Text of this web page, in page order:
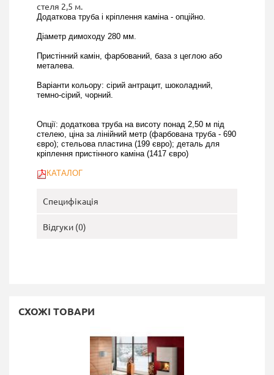
стеля 2,5 м.
Додаткова труба і кріплення каміна - опційно.
Діаметр димоходу 280 мм.
Пристінний камін, фарбований, база з цеглою або
металева.
Варіанти кольору: сірий антрацит, шоколадний,
темно-сірий, чорний.
Опції: додаткова труба на висоту понад 2,50 м під
стелею, ціна за лінійний метр (фарбована труба - 690
євро); стельова пластина (199 євро); деталь для
кріплення пристінного каміна (1417 євро)
КАТАЛОГ
Специфікація
Відгуки (0)
СХОЖІ ТОВАРИ